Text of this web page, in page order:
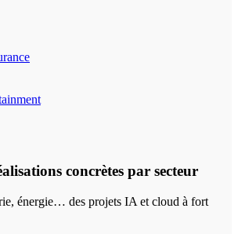
concrètes par secteur
énergie… des projets IA et cloud à fort